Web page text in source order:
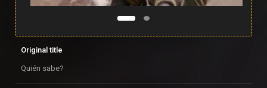
Original title
Quién sabe?